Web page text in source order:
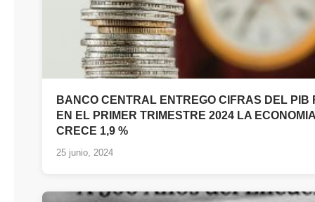
BANCO CENTRAL ENTREGO CIFRAS DEL PIB
EN EL PRIMER TRIMESTRE 2024 LA
CRECE 1,9 %
25 junio, 2024